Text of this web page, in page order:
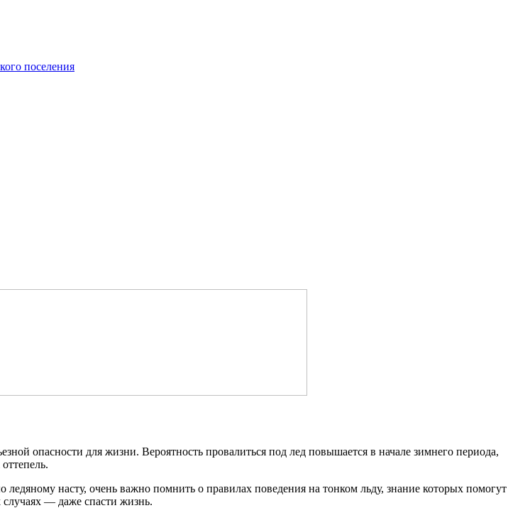
поселения
опасности для жизни. Вероятность провалиться под лед повышается в начале зимнего периода,
ледяному насту, очень важно помнить о правилах поведения на тонком льду, знание которых помогут
случаях — даже спасти жизнь.